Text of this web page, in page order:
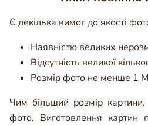
Є декілька вимог до якості
Наявністю великих
Відсутність великої
Розмір фото не менше 1
Чим більший розмір
фото. Виготовлення картин